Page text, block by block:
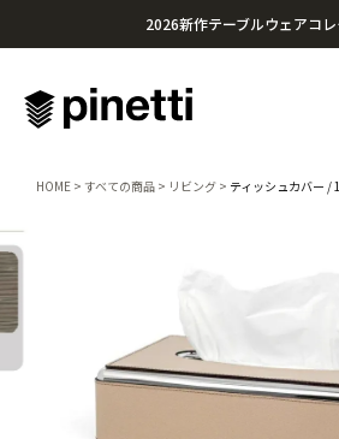
2026新作テーブルウェアコ
¥20,000円以上のお買い上げ
HOME すべての商品 リビング ティッシュカバー /